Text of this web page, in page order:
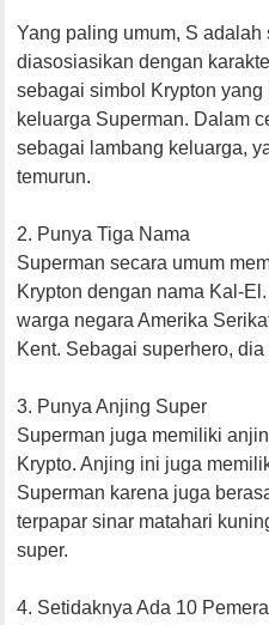
Yang paling umum, S
diasosiasikan dengan
sebagai simbol Krypton
keluarga Superman. Dalam
sebagai lambang keluarga,
temurun.
2. Punya Tiga Nama
Superman secara umum
Krypton dengan nama Kal-
warga negara Amerika
Kent. Sebagai superhero,
3. Punya Anjing Super
Superman juga memiliki
Krypto. Anjing ini juga
Superman karena juga
terpapar sinar matahari
super.
4. Setidaknya Ada 10